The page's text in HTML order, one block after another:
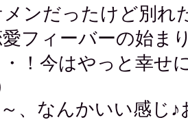
メンだったけど別れ
愛フィーバーの始
！今はやっと幸せ
、なんかいい感じ